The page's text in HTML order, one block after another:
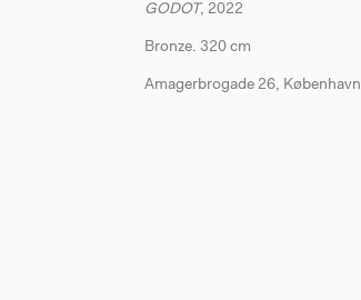
GODOT, 2022
Bronze. 320 cm
Amagerbrogade 26, København